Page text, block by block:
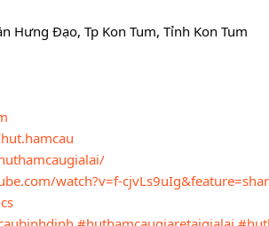
Hưng Đạo, Tp Kon Tum, Tỉnh Kon Tum
watch?v=f-